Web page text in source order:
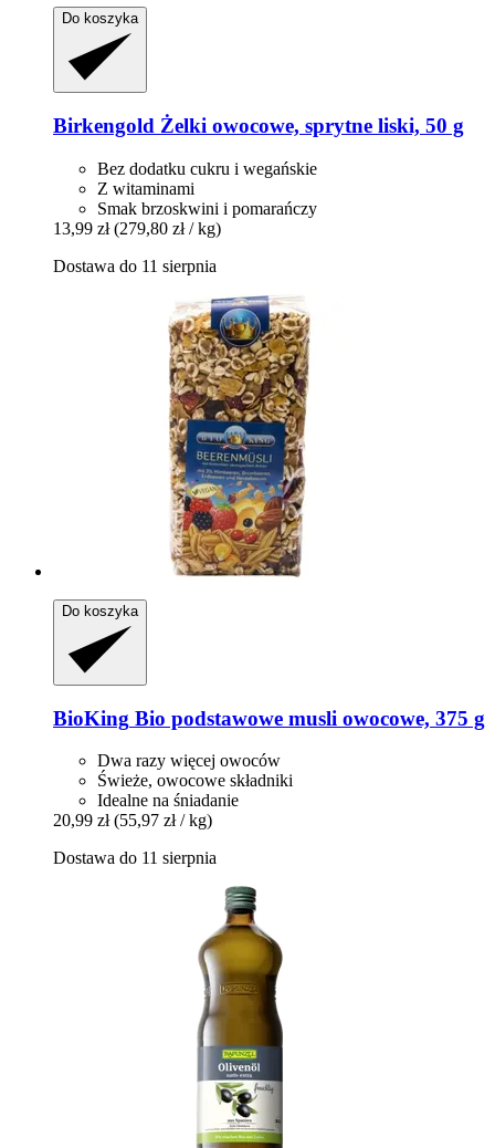
Do koszyka
Birkengold Żelki owocowe, sprytne liski, 50 g
Bez dodatku cukru i wegańskie
Z witaminami
Smak brzoskwini i pomarańczy
13,99 zł (279,80 zł / kg)
Dostawa do 11 sierpnia
Do koszyka
BioKing Bio podstawowe musli owocowe, 375 g
Dwa razy więcej owoców
Świeże, owocowe składniki
Idealne na śniadanie
20,99 zł (55,97 zł / kg)
Dostawa do 11 sierpnia